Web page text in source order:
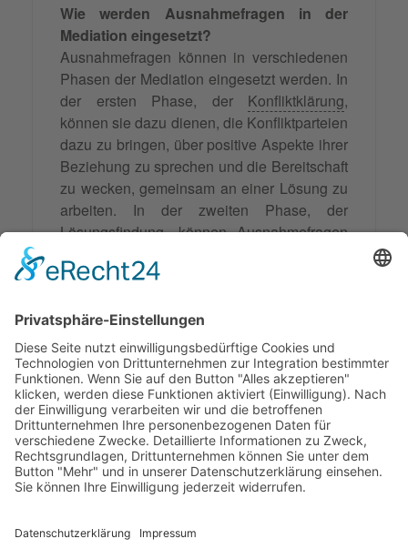
Wie werden Ausnahmefragen in der
Mediation eingesetzt?
Ausnahmefragen können in verschiedenen
Phasen der Mediation eingesetzt werden. In
der ersten Phase, der Konfliktklärung,
können sie dazu dienen, die Konfliktparteien
dazu zu bringen, über positive Aspekte ihrer
Beziehung zu sprechen und die Bereitschaft
zu wecken, gemeinsam an einer Lösung zu
arbeiten. In der zweiten Phase, der
Lösungsfindung, können Ausnahmefragen
entwickeln und zu bewerten. In der dritten
beitragen, eine gemeinsame Basis für die
zukünftigeZusammenarbeitzu schaffen und
die Konfliktparteien dazu zu motivieren, sich
an getroffene Vereinbarungen zu halten.
© 2026 Frank Hartung Ihr Mediator bei Konflikten in Familie,